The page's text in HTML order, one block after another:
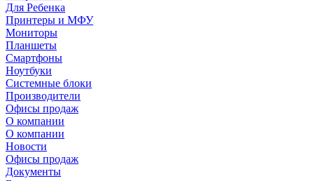
Для Ребенка
Принтеры и МФУ
Мониторы
Планшеты
Смартфоны
Ноутбуки
Системные блоки
Производители
Офисы продаж
О компании
О компании
Новости
Офисы продаж
Документы